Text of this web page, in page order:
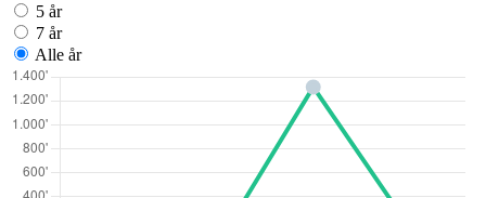
5 år
7 år
Alle år